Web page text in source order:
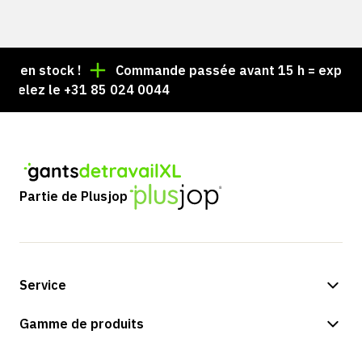
stock !
Commande passée avant 15 h = expédiée
le +31 85 024 0044
Partie de Plusjop
Service
Options de paiement
Gamme de produits